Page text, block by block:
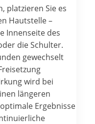
platzieren Sie es
Hautstelle –
Innenseite des
die Schulter.
gewechselt
wird bei
längeren
Ergebnisse